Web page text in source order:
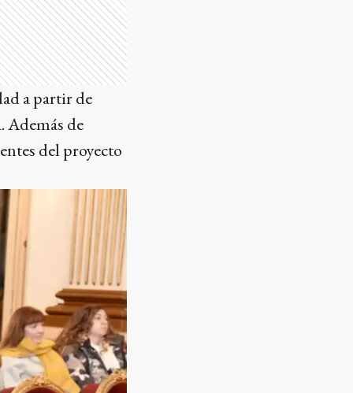
a partir de
Además de
del proyecto